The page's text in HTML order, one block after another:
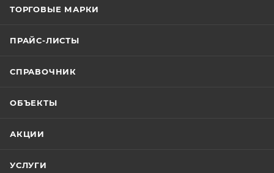
ТОРГОВЫЕ МАРКИ
ПРАЙС-ЛИСТЫ
СПРАВОЧНИК
ОБЪЕКТЫ
АКЦИИ
УСЛУГИ